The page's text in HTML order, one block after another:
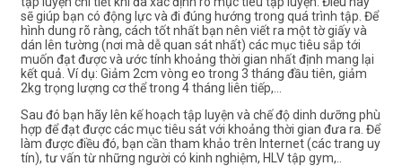
sẽ giúp bạn có động lực và đi đúng hướng trong quá trình tập. Để
hình dung rõ ràng, cách tốt nhất bạn nên viết ra một tờ giấy và
dán lên tường (nơi mà dễ quan sát nhất) các mục tiêu sắp tới
muốn đạt được và ước tính khoảng thời gian nhất định mang lại
kết quả. Ví dụ: Giảm 2cm vòng eo trong 3 tháng đầu tiên, giảm
2kg trọng lượng cơ thể trong 4 tháng liên tiếp,…
Sau đó bạn hãy lên kế hoạch tập luyện và chế độ dinh dưỡng phù
hợp để đạt được các mục tiêu sát với khoảng thời gian đưa ra. Để
làm được điều đó, bạn cần tham khảo trên Internet (các trang uy
tín), tư vấn từ những người có kinh nghiệm, HLV tập gym,..